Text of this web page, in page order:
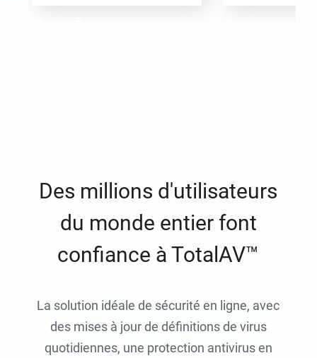
Des millions d'utilisateurs
du monde entier font
confiance à TotalAV™
La solution idéale de sécurité en ligne, avec
des mises à jour de définitions de virus
quotidiennes, une protection antivirus en